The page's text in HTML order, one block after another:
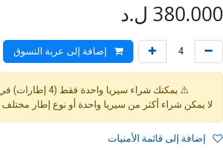
380.000 ل.د
إضافة إلى عربة التسوق
⚠️ يمكنك شراء سيريا واحدة فقط (4 إطارات) في كل طلب.
لا يمكن شراء أكثر من سيريا واحدة أو نوع إطار